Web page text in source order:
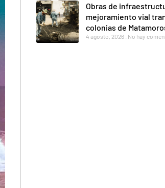
Obras de
mejoramiento vial
colonias de
4 agosto, 2026 No hay